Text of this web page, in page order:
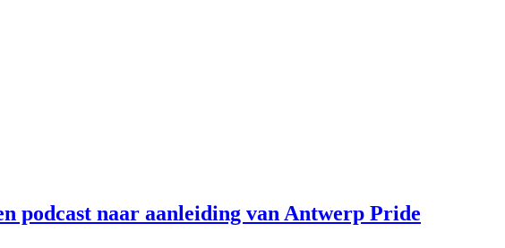
podcast naar aanleiding van Antwerp Pride